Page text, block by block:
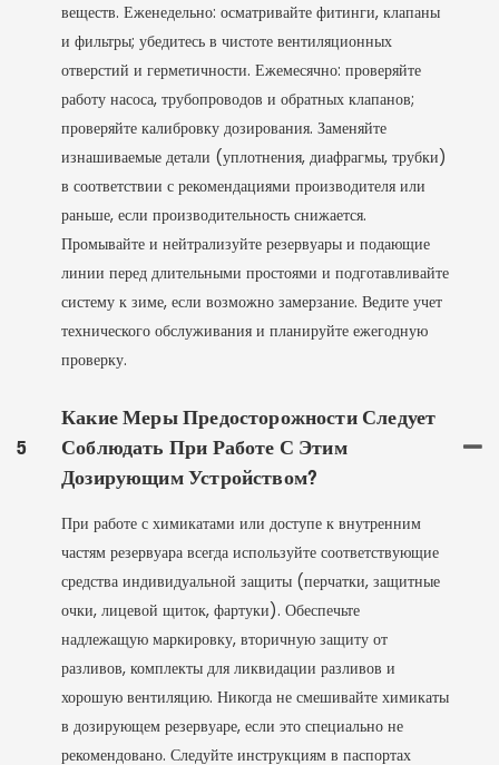
веществ. Еженедельно: осматривайте фитинги, клапаны
и фильтры; убедитесь в чистоте вентиляционных
отверстий и герметичности. Ежемесячно: проверяйте
работу насоса, трубопроводов и обратных клапанов;
проверяйте калибровку дозирования. Заменяйте
изнашиваемые детали (уплотнения, диафрагмы, трубки)
в соответствии с рекомендациями производителя или
раньше, если производительность снижается.
Промывайте и нейтрализуйте резервуары и подающие
линии перед длительными простоями и подготавливайте
систему к зиме, если возможно замерзание. Ведите учет
технического обслуживания и планируйте ежегодную
проверку.
5
Какие Меры Предосторожности Следует
Соблюдать При Работе С Этим
Дозирующим Устройством?
При работе с химикатами или доступе к внутренним
частям резервуара всегда используйте соответствующие
средства индивидуальной защиты (перчатки, защитные
очки, лицевой щиток, фартуки). Обеспечьте
надлежащую маркировку, вторичную защиту от
разливов, комплекты для ликвидации разливов и
хорошую вентиляцию. Никогда не смешивайте химикаты
в дозирующем резервуаре, если это специально не
рекомендовано. Следуйте инструкциям в паспортах